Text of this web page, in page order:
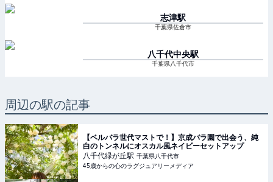
志津駅
千葉県佐倉市
八千代中央駅
千葉県八千代市
周辺の駅の記事
【ベルバラ世代マストで！】京成バラ園で出会う、純
白のトンネルにオスカル風ネイビーセットアップ
八千代緑が丘駅 千葉県八千代市
45歳からの心のラグジュアリーメディア